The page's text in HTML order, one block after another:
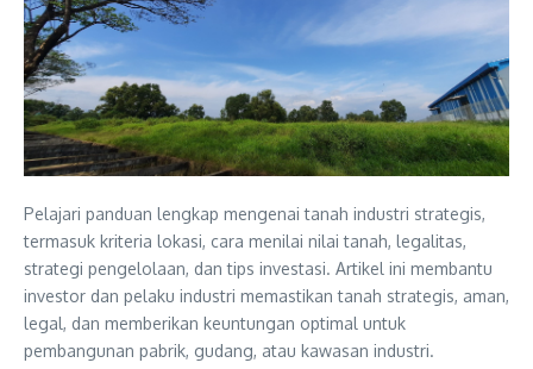
Pelajari panduan lengkap mengenai tanah industri strategis,
termasuk kriteria lokasi, cara menilai nilai tanah, legalitas,
strategi pengelolaan, dan tips investasi. Artikel ini membantu
investor dan pelaku industri memastikan tanah strategis, aman,
legal, dan memberikan keuntungan optimal untuk
pembangunan pabrik, gudang, atau kawasan industri.